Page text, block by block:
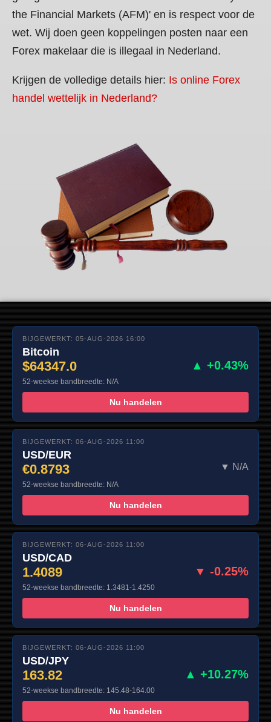
the Financial Markets (AFM)' en is respect voor de
wet. Wij doen geen koppelingen posten naar een
Forex makelaar die is illegaal in Nederland.
Krijgen de volledige details hier: Is online Forex
handel wettelijk in Nederland?
BIJGEWERKT: 05-AUG-2026 16:00
Bitcoin
$64347.0 ▲ +0.43%
52-weekse bandbreedte: N/A
Nu handelen
BIJGEWERKT: 06-AUG-2026 11:00
USD/EUR
€0.8793 ▼ N/A
52-weekse bandbreedte: N/A
Nu handelen
BIJGEWERKT: 06-AUG-2026 11:00
USD/CAD
1.4089 ▼ -0.25%
52-weekse bandbreedte: 1.3481-1.4250
Nu handelen
BIJGEWERKT: 06-AUG-2026 11:00
USD/JPY
163.82 ▲ +10.27%
52-weekse bandbreedte: 145.48-164.00
Nu handelen